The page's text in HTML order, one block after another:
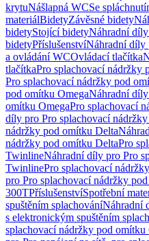
krytuNášlapná WCSe
materiálBidetyZávěsné bidety
bidetyStojící bidetyNáhradní
bidetyPříslušenstvíNáhradní díly
a ovládání WCOvládací tlačítka
tlačítkaPro splachovací nádržky
Pro splachovací nádržky pod
pod omítku OmegaNáhradní
omítku OmegaPro splachovací
díly pro Pro splachovací
nádržky pod omítku Delta
nádržky pod omítku DeltaPro
TwinlineNáhradní díly pro Pro
TwinlinePro splachovací
pro Pro splachovací nádržky
300TPříslušenstvíSpotřební
spuštěním splachováníNáhradní
s elektronickým spuštěním
splachovací nádržky pod omítku